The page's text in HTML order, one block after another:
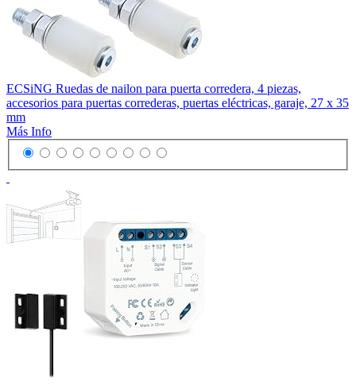
ECSiNG Ruedas de nailon para puerta corredera, 4 piezas,
accesorios para puertas correderas, puertas eléctricas, garaje, 27 x 35
mm
Más Info